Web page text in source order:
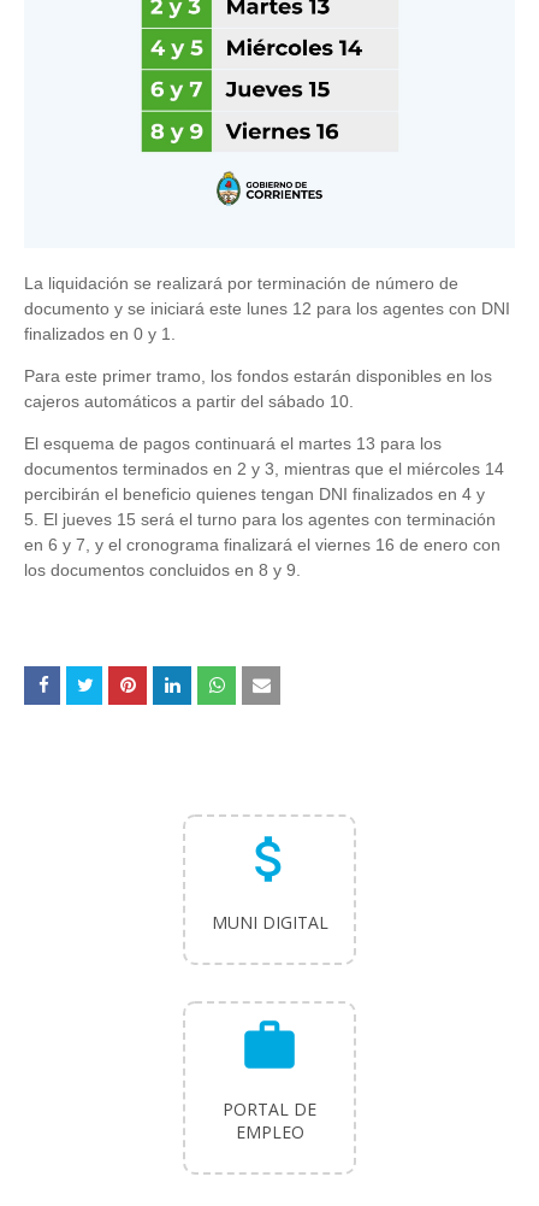
La liquidación se realizará por terminación de número de
documento y se iniciará este lunes 12 para los agentes con DNI
finalizados en 0 y 1.
Para este primer tramo, los fondos estarán disponibles en los
cajeros automáticos a partir del sábado 10.
El esquema de pagos continuará el martes 13 para los
documentos terminados en 2 y 3, mientras que el miércoles 14
percibirán el beneficio quienes tengan DNI finalizados en 4 y
5. El jueves 15 será el turno para los agentes con terminación
en 6 y 7, y el cronograma finalizará el viernes 16 de enero con
los documentos concluidos en 8 y 9.
attach_money
MUNI DIGITAL
work
PORTAL DE
EMPLEO